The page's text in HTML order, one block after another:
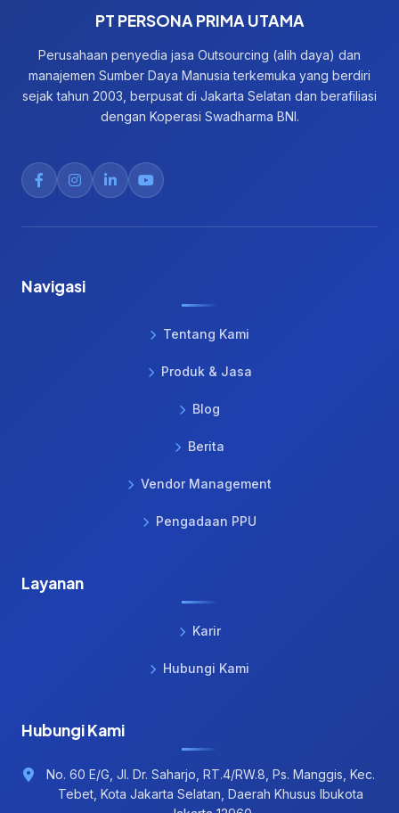
PT PERSONA PRIMA UTAMA
Perusahaan penyedia jasa Outsourcing (alih daya) dan
manajemen Sumber Daya Manusia terkemuka yang berdiri
sejak tahun 2003, berpusat di Jakarta Selatan dan berafiliasi
dengan Koperasi Swadharma BNI.
Navigasi
Tentang Kami
Produk & Jasa
Blog
Berita
Vendor Management
Pengadaan PPU
Layanan
Karir
Hubungi Kami
Hubungi Kami
No. 60 E/G, Jl. Dr. Saharjo, RT.4/RW.8, Ps. Manggis, Kec.
Tebet, Kota Jakarta Selatan, Daerah Khusus Ibukota